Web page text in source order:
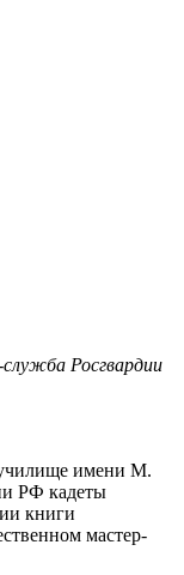
Росгвардии
имени М.
РФ кадеты
книги
мастер-